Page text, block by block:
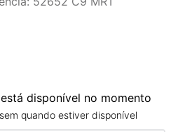
disponível no momento
quando estiver disponível